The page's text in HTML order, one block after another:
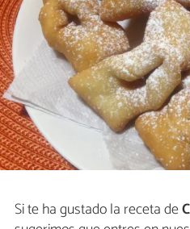
Si te ha gustado la receta de